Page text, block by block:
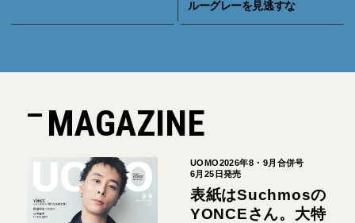
ルーグレーを見逃すな
MAGAZINE
UOMO2026年8・9月合併号
6月25日発売
表紙はSuchmosの
YONCEさん。大特